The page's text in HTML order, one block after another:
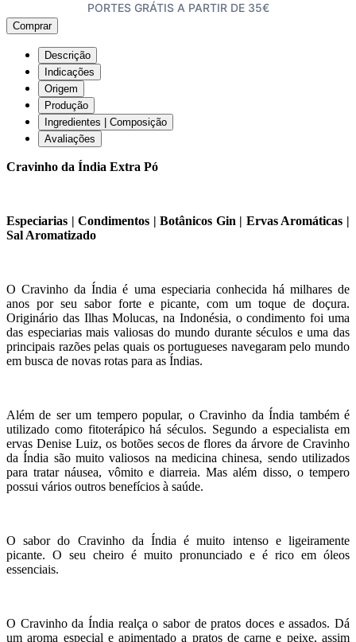
PORTES GRÁTIS A PARTIR DE 35€
Comprar
Descrição
Indicações
Origem
Produção
Ingredientes | Composição
Avaliações
Cravinho da Índia Extra Pó
Especiarias | Condimentos | Botânicos Gin | Ervas Aromáticas |
Sal Aromatizado
O Cravinho da Índia é uma especiaria conhecida há milhares de
anos por seu sabor forte e picante, com um toque de doçura.
Originário das Ilhas Molucas, na Indonésia, o condimento foi uma
das especiarias mais valiosas do mundo durante séculos e uma das
principais razões pelas quais os portugueses navegaram pelo mundo
em busca de novas rotas para as Índias.
Além de ser um tempero popular, o Cravinho da Índia também é
utilizado como fitoterápico há séculos. Segundo a especialista em
ervas Denise Luiz, os botões secos de flores da árvore de Cravinho
da Índia são muito valiosos na medicina chinesa, sendo utilizados
para tratar náusea, vômito e diarreia. Mas além disso, o tempero
possui vários outros benefícios à saúde.
O sabor do Cravinho da Índia é muito intenso e ligeiramente
picante. O seu cheiro é muito pronunciado e é rico em óleos
essenciais.
O Cravinho da Índia realça o sabor de pratos doces e assados. Dá
um aroma especial e apimentado a pratos de carne e peixe, assim